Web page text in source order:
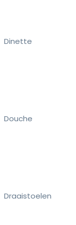
Dinette
Douche
Draaistoelen